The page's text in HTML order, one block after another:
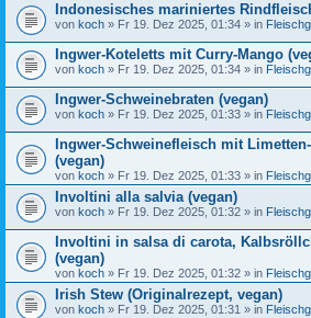
Indonesisches mariniertes
von koch » Fr 19. Dez 2025, 01:34 » in
Ingwer-Koteletts mit Curry-Mango
von koch » Fr 19. Dez 2025, 01:34 » in
Ingwer-Schweinebraten (vegan)
von koch » Fr 19. Dez 2025, 01:33 » in
Ingwer-Schweinefleisch mit
(vegan)
von koch » Fr 19. Dez 2025, 01:33 » in
Involtini alla salvia (vegan)
von koch » Fr 19. Dez 2025, 01:32 » in
Involtini in salsa di carota,
(vegan)
von koch » Fr 19. Dez 2025, 01:32 » in
Irish Stew (Originalrezept, vegan)
von koch » Fr 19. Dez 2025, 01:31 » in